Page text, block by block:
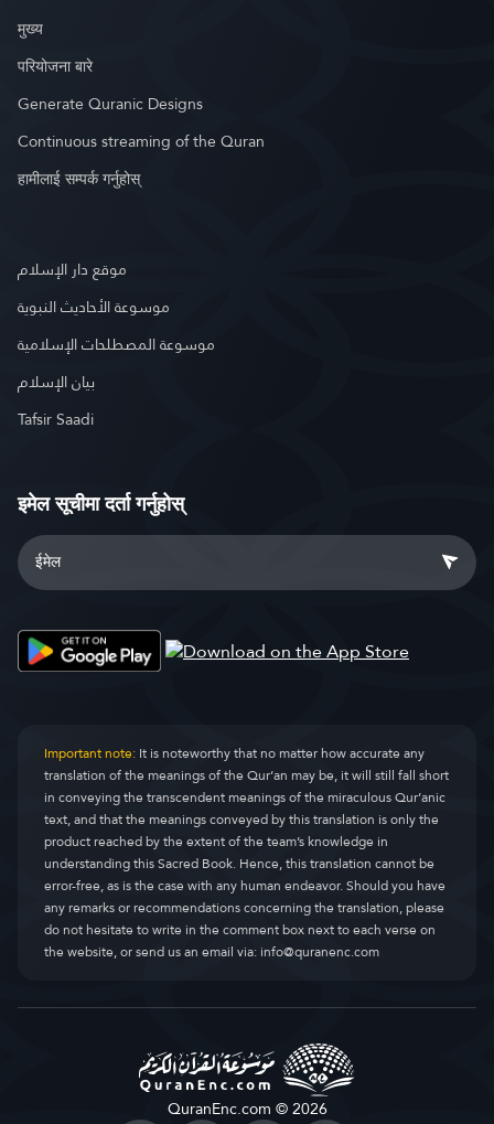
मुख्य
परियोजना बारे
Generate Quranic Designs
Continuous streaming of the Quran
हामीलाई सम्पर्क गर्नुहोस्
موقع دار الإسلام
موسوعة الأحاديث النبوية
موسوعة المصطلحات الإسلامية
بيان الإسلام
Tafsir Saadi
इमेल सूचीमा दर्ता गर्नुहोस्
Important note:It is noteworthy that no matter how accurate any
translation of the meanings of the Qur’an may be, it will still fall short
in conveying the transcendent meanings of the miraculous Qur’anic
text, and that the meanings conveyed by this translation is only the
product reached by the extent of the team’s knowledge in
understanding this Sacred Book. Hence, this translation cannot be
error-free, as is the case with any human endeavor. Should you have
any remarks or recommendations concerning the translation, please
do not hesitate to write in the comment box next to each verse on
the website, or send us an email via:info@quranenc.com
QuranEnc.com © 2026